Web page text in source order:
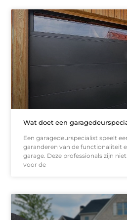
Wat doet een
Een garagedeurspecialist speelt
garanderen van de functionaliteit
garage. Deze professionals zijn
voor de